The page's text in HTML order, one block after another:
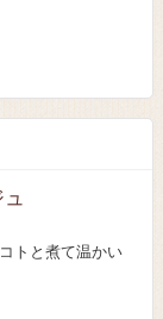
トと煮て温かい